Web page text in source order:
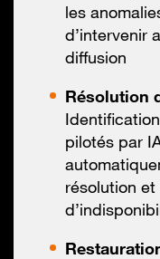
les
d’intervenir
diffusion
Résolution
pilotés par
résolution